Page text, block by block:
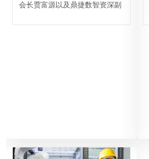
会长贾富源以及鼎捷数智资深副